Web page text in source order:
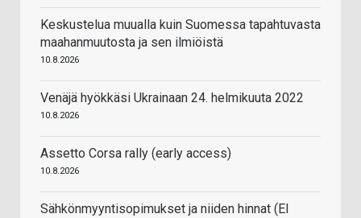
Keskustelua muualla kuin Suomessa tapahtuvasta
maahanmuutosta ja sen ilmiöistä
10.8.2026
Venäjä hyökkäsi Ukrainaan 24. helmikuuta 2022
10.8.2026
Assetto Corsa rally (early access)
10.8.2026
Sähkönmyyntisopimukset ja niiden hinnat (EI